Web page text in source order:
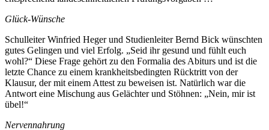
Glück-Wünsche
Schulleiter Winfried Heger und Studienleiter Bernd Bick wünschten
gutes Gelingen und viel Erfolg. „Seid ihr gesund und fühlt euch
wohl?“ Diese Frage gehört zu den Formalia des Abiturs und ist die
letzte Chance zu einem krankheitsbedingten Rücktritt von der
Klausur, der mit einem Attest zu beweisen ist. Natürlich war die
Antwort eine Mischung aus Gelächter und Stöhnen: „Nein, mir ist
übel!“
Nervennahrung